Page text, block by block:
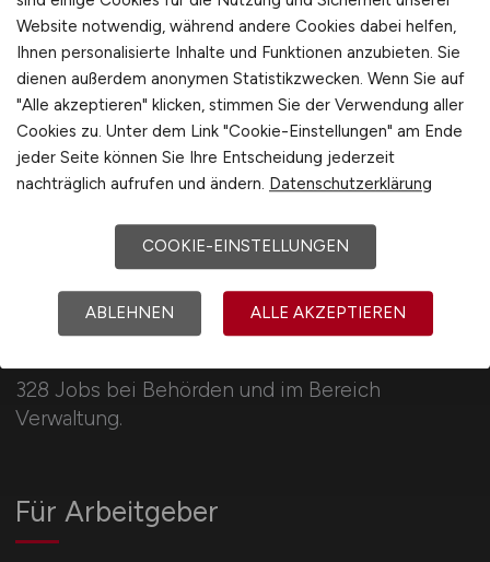
Deutschlandweit
Österreich
Schweiz
Europa
International
1
VERWALTUNG.JOBS
328 Jobs bei Behörden und im Bereich
Verwaltung.
Für Arbeitgeber
Website notwendig, während andere Cookies dabei helfen,
Ihnen personalisierte Inhalte und Funktionen anzubieten. Sie
dienen außerdem anonymen Statistikzwecken. Wenn Sie auf
"Alle akzeptieren" klicken, stimmen Sie der Verwendung aller
Cookies zu. Unter dem Link "Cookie-Einstellungen" am Ende
jeder Seite können Sie Ihre Entscheidung jederzeit
nachträglich aufrufen und ändern. Datenschutzerklärung
COOKIE-EINSTELLUNGEN
ABLEHNEN ALLE AKZEPTIEREN